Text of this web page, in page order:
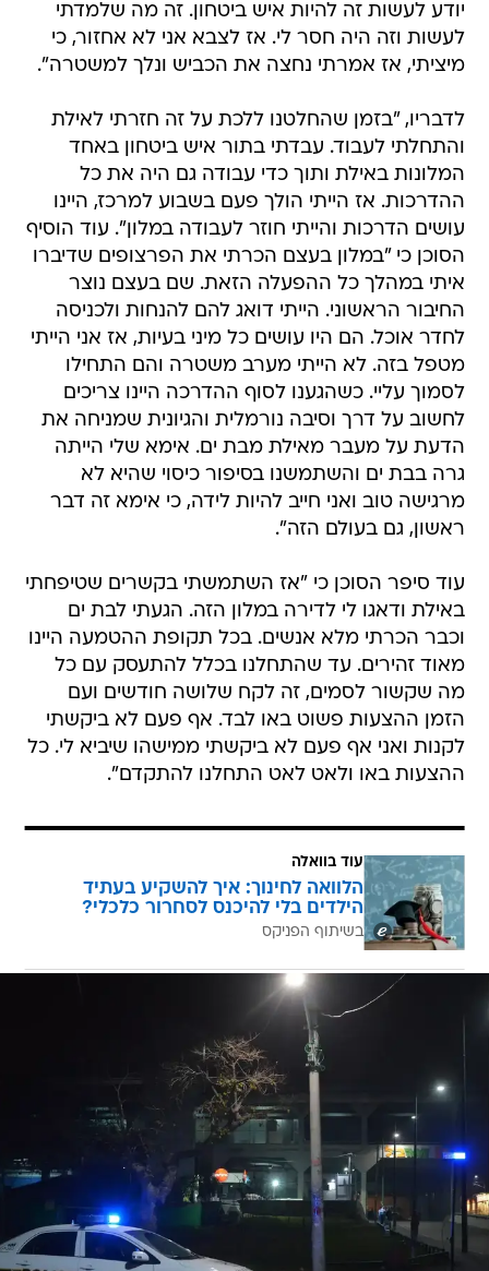
יודע לעשות זה להיות איש ביטחון. זה מה שלמדתי
לעשות וזה היה חסר לי. אז לצבא אני לא אחזור, כי
מיציתי, אז אמרתי נחצה את הכביש ונלך למשטרה".
לדבריו, "בזמן שהחלטנו ללכת על זה חזרתי לאילת
והתחלתי לעבוד. עבדתי בתור איש ביטחון באחד
המלונות באילת ותוך כדי עבודה גם היה את כל
ההדרכות. אז הייתי הולך פעם בשבוע למרכז, היינו
עושים הדרכות והייתי חוזר לעבודה במלון". עוד הוסיף
הסוכן כי "במלון בעצם הכרתי את הפרצופים שדיברו
איתי במהלך כל ההפעלה הזאת. שם בעצם נוצר
החיבור הראשוני. הייתי דואג להם להנחות ולכניסה
לחדר אוכל. הם היו עושים כל מיני בעיות, אז אני הייתי
מטפל בזה. לא הייתי מערב משטרה והם התחילו
לסמוך עליי. כשהגענו לסוף ההדרכה היינו צריכים
לחשוב על דרך וסיבה נורמלית והגיונית שמניחה את
הדעת על מעבר מאילת מבת ים. אימא שלי הייתה
גרה בבת ים והשתמשנו בסיפור כיסוי שהיא לא
מרגישה טוב ואני חייב להיות לידה, כי אימא זה דבר
ראשון, גם בעולם הזה".
עוד סיפר הסוכן כי "אז השתמשתי בקשרים שטיפחתי
באילת ודאגו לי לדירה במלון הזה. הגעתי לבת ים
וכבר הכרתי מלא אנשים. בכל תקופת ההטמעה היינו
מאוד זהירים. עד שהתחלנו בכלל להתעסק עם כל
מה שקשור לסמים, זה לקח שלושה חודשים ועם
הזמן ההצעות פשוט באו לבד. אף פעם לא ביקשתי
לקנות ואני אף פעם לא ביקשתי ממישהו שיביא לי. כל
ההצעות באו ולאט לאט התחלנו להתקדם".
עוד בוואלה
הלוואה לחינוך: איך להשקיע בעתיד
הילדים בלי להיכנס לסחרור כלכלי?
בשיתוף הפניקס